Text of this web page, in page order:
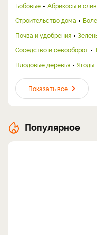
Бобовые
Абрикосы и
Строительство дома
Почва и удобрения
Соседство и севооборот
Плодовые деревья
Ягоды
Показать все
Популярное